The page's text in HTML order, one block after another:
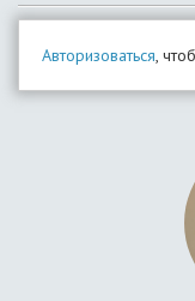
Авторизоваться,